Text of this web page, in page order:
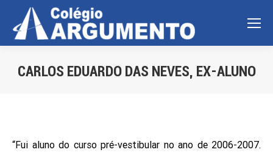
CARLOS EDUARDO DAS NEVES, EX-ALUNO
“Fui aluno do curso pré-vestibular no ano de 2006-2007.